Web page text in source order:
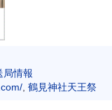
局情報
鶴見神社天王祭